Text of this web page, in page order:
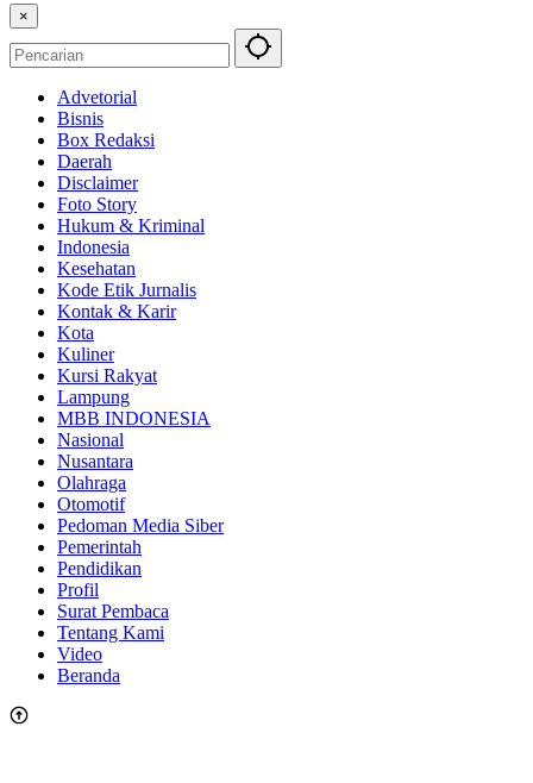
×
Advetorial
Bisnis
Box Redaksi
Daerah
Disclaimer
Foto Story
Hukum & Kriminal
Indonesia
Kesehatan
Kode Etik Jurnalis
Kontak & Karir
Kota
Kuliner
Kursi Rakyat
Lampung
MBB INDONESIA
Nasional
Nusantara
Olahraga
Otomotif
Pedoman Media Siber
Pemerintah
Pendidikan
Profil
Surat Pembaca
Tentang Kami
Video
Beranda